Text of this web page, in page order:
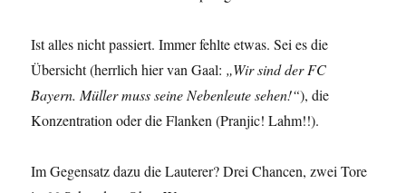
Ist alles nicht passiert. Immer fehlte etwas. Sei es die
Übersicht (herrlich hier van Gaal: „Wir sind der FC
Bayern. Müller muss seine Nebenleute sehen!“), die
Konzentration oder die Flanken (Pranjic! Lahm!!).
Im Gegensatz dazu die Lauterer? Drei Chancen, zwei Tore